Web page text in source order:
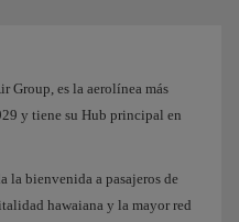
Group, es la aerolínea más
y tiene su Hub principal en
la bienvenida a pasajeros de
hawaiana y la mayor red